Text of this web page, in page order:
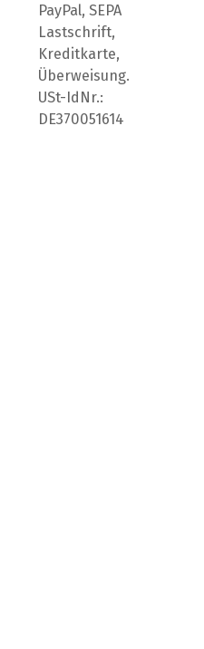
PayPal, SEPA
Lastschrift,
Kreditkarte,
Überweisung.
USt-IdNr.:
DE370051614